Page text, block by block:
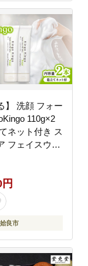
】 洗顔 フォー
110g×2
ネット付き ス
フェイスウォ
良市